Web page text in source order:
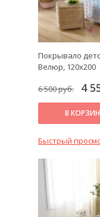
Покрывало
Велюр, 120х200
6 500 руб. 4
В
Быстрый